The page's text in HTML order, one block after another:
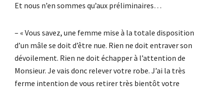
Et nous n’en sommes qu’aux préliminaires…
– « Vous savez, une femme mise à la totale disposition
d’un mâle se doit d’être nue. Rien ne doit entraver son
dévoilement. Rien ne doit échapper à l’attention de
Monsieur. Je vais donc relever votre robe. J’ai la très
ferme intention de vous retirer très bientôt votre